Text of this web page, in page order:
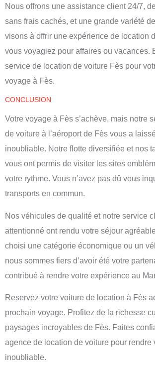
Nous offrons une assistance client 24/7,
sans frais cachés, et une grande variété
visons à offrir une expérience de location
vous voyagiez pour affaires ou vacances.
service de location de voiture Fès pour
voyage à Fès.
CONCLUSION
Votre voyage à Fès s’achève, mais notre
de voiture à l’aéroport de Fès vous a
inoubliable. Notre flotte diversifiée et nos
vous ont permis de visiter les sites
votre rythme. Vous n’avez pas dû vous
transports en commun.
Nos véhicules de qualité et notre service
attentionné ont rendu votre séjour
choisi une catégorie économique ou un
nous sommes fiers d’avoir été votre
contribué à rendre votre expérience au
Reservez votre voiture de location à Fès
prochain voyage. Profitez de la richesse
paysages incroyables de Fès. Faites
agence de location de voiture pour rendre
inoubliable.